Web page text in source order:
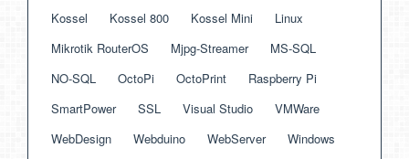
Kossel
Kossel 800 Kossel Mini
Linux
Mikrotik RouterOS
Mjpg-Streamer
MS-SQL
NO-SQL
OctoPi OctoPrint
Raspberry Pi
SmartPower
SSL Visual Studio
VMWare
WebDesign
Webduino WebServer
Windows